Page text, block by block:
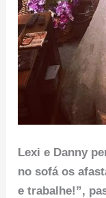
Lexi e Danny
no sofá os
e trabalhe!”,